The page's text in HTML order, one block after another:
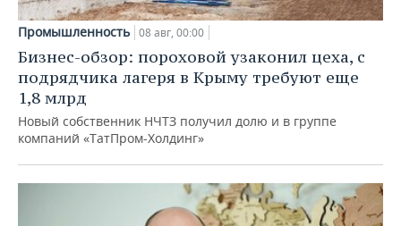
Промышленность 08 авг, 00:00
Бизнес-обзор: пороховой узаконил цеха, с
подрядчика лагеря в Крыму требуют еще
1,8 млрд
Новый собственник НЧТЗ получил долю и в группе
компаний «ТатПром-Холдинг»